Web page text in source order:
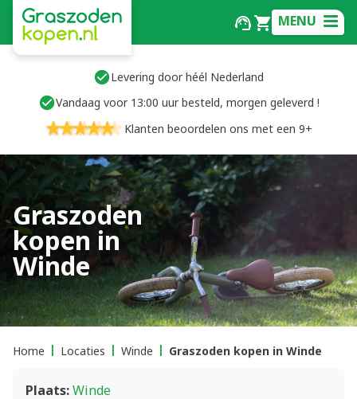
MENU
Levering door héél Nederland
Vandaag voor 13:00 uur besteld, morgen geleverd !
Klanten beoordelen ons met een 9+
Graszoden
kopen in
Winde
Home Locaties Winde Graszoden kopen in Winde
Plaats:Winde